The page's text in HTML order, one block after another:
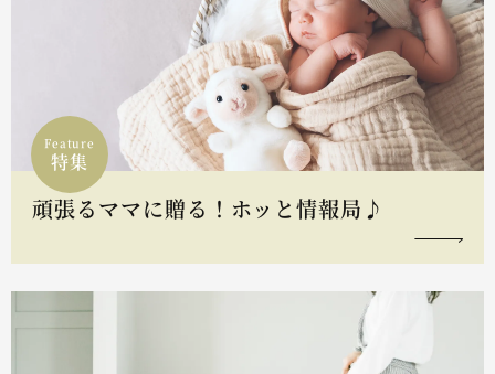
Feature
特集
頑張るママに贈る！ホッと情報局♪